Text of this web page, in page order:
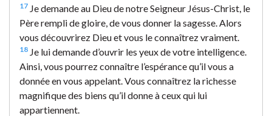
17 Je demande au Dieu de notre Seigneur Jésus-Christ, le
Père rempli de gloire, de vous donner la sagesse. Alors
vous découvrirez Dieu et vous le connaîtrez vraiment.
18 Je lui demande d’ouvrir les yeux de votre intelligence.
Ainsi, vous pourrez connaître l’espérance qu’il vous a
donnée en vous appelant. Vous connaîtrez la richesse
magnifique des biens qu’il donne à ceux qui lui
appartiennent.